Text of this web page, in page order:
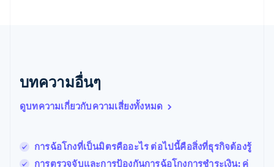
บทความอื่นๆ
ดูบทความเกี่ยวกับความเสี่ยงทั้งหมด
การฉ้อโกงที่เป็นมิตรคืออะไร ต่อไปนี้คือสิ่งที่ธุรกิจต้องรู้
การตรวจจับและการป้องกันการฉ้อโกงการชําระเงิน: คู่
PortuguêsEnglish
English
ฟินแลนด์